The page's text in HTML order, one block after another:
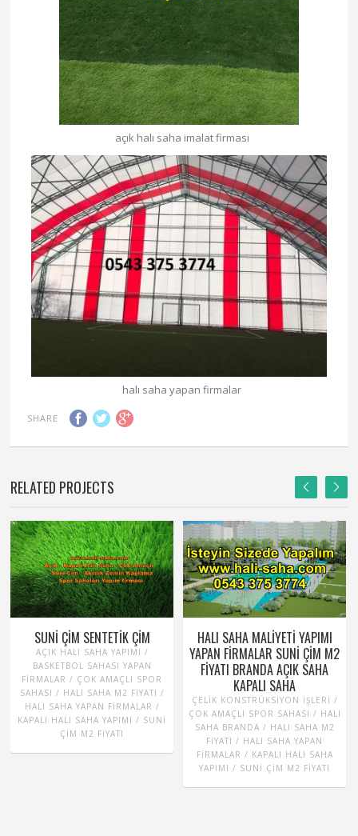
açık halı saha imalat firması
halı saha yapan firmalar
SHARE
RELATED PROJECTS
SUNI ÇIM SENTETIK ÇIM
AÇIK HALI SAHA YAPIMI /
BASKETBOL SAHASI YAPAN
FIRMALAR / ÇOK AMAÇLI SPOR
SAHASI / HALI SAHA M2 FIYATI /
HALI SAHA YAPAN FIRMALAR /
KAPALI HALI SAHA YAPIMI / SUNI
ÇIM M2 FIYATI
HALI SAHA MALIYETI YAPIMI
YAPAN FIRMALAR SUNI ÇIM M2
FIYATI BRANDA AÇIK SAHA
KAPALI SAHA
ÇELIK KONSTRÜKSIYON İŞLERI /
ÇOK AMAÇLI SPOR SAHASI / HALI
SAHA BRANDA / HALI SAHA M2
FIYATI / HALI SAHA YAPAN
FIRMALAR / KAPALI HALI SAHA
YAPIMI / SUNI ÇIM M2 FIYATI